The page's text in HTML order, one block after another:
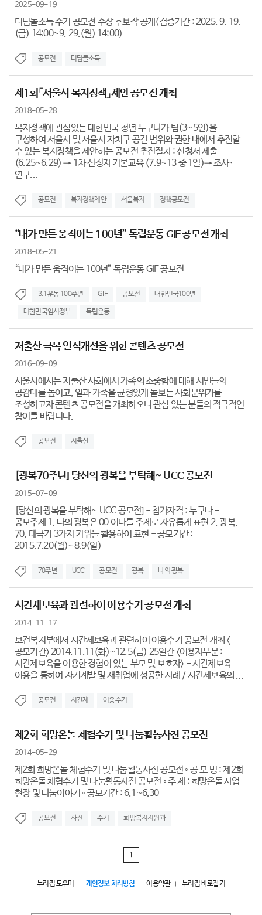
2025-09-19
디딤돌소득 수기 공모전 수상 후보작 공개(검증기간 : 2025. 9. 19.
(금) 14:00~9. 29.(월) 14:00)
공모전 디딤돌소득
제1회「서울시 복지정책」제안 공모전 개최
2018-05-28
복지정책에 관심있는 대한민국 청년 누구나가 팀(3~5인)을
구성하여 서울시 및 서울시 자치구 공간 범위와 권한 내에서 추진할
수 있는 복지정책을 제안하는 공모전 추진절차 : 신청서 제출
(6.25~6.29) → 1차 선정자 기본교육 (7.9~13 중 1일)→ 조사·
연구...
공모전 복지정책제안 서울복지 정책공모전
“내가 만든 움직이는 100년” 독립운동 GIF 공모전 개최
2018-05-21
“내가 만든 움직이는 100년” 독립운동 GIF 공모전
3.1운동 100주년 GIF 공모전 대한민국100년
대한민국임시정부 독립운동
저출산 극복 인식개선을 위한 콘텐츠 공모전
2016-09-09
서울시에서는 저출산 사회에서 가족의 소중함에 대해 시민들의
공감대를 높이고, 일과 가족을 균형있게 돌보는 사회분위기를
조성하고자 콘텐츠 공모전을 개최하오니 관심 있는 분들의 적극적인
참여를 바랍니다.
공모전 저출산
[광복70주년] 당신의 광복을 부탁해~ UCC 공모전
2015-07-09
[당신의 광복을 부탁해~ UCC 공모전] - 참가자격 : 누구나 -
공모주제 1. 나의 광복은 00 이다를 주제로 자유롭게 표현 2. 광복,
70, 태극기 3가지 키워들 활용하여 표현 - 공모기간 :
2015.7.20(월)~8.9(일)
70주년 UCC 공모전 광복 나의 광복
시간제보육과 관련하여 이용수기 공모전 개최
2014-11-17
보건복지부에서 시간제보육과 관련하여 이용수기 공모전 개최 <
공모기간> 2014.11.11(화)~12.5(금) 25일간 <이용자부문 :
시간제보육을 이용한 경험이 있는 부모 및 보호자> - 시간제보육
이용을 통하여 자기계발 및 재취업에 성공한 사례 / 시간제보육의 ...
공모전 시간제 이용수기
제2회 희망온돌 체험수기 및 나눔활동사진 공모전
2014-05-29
제2회 희망온돌 체험수기 및 나눔활동사진 공모전 ◦ 공 모 명 : 제2회
희망온돌 체험수기 및 나눔활동사진 공모전 ◦ 주 제 : 희망온돌 사업
현장 및 나눔이야기 ◦ 공모기간 : 6.1~6.30
공모전 사진 수기 희망복지지원과
1
누리집 도우미 개인정보 처리방침 이용약관 누리집 바로잡기